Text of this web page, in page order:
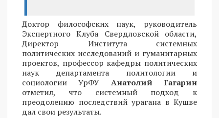
Доктор философских наук, руководитель
Экспертного Клуба Свердловской области,
Директор Института системных
политических исследований и гуманитарных
проектов, профессор кафедры политических
наук департамента политологии и
социологии УрФУ Анатолий Гагарин
отметил, что системный подход к
преодолению последствий урагана в Кушве
дал свои результаты.